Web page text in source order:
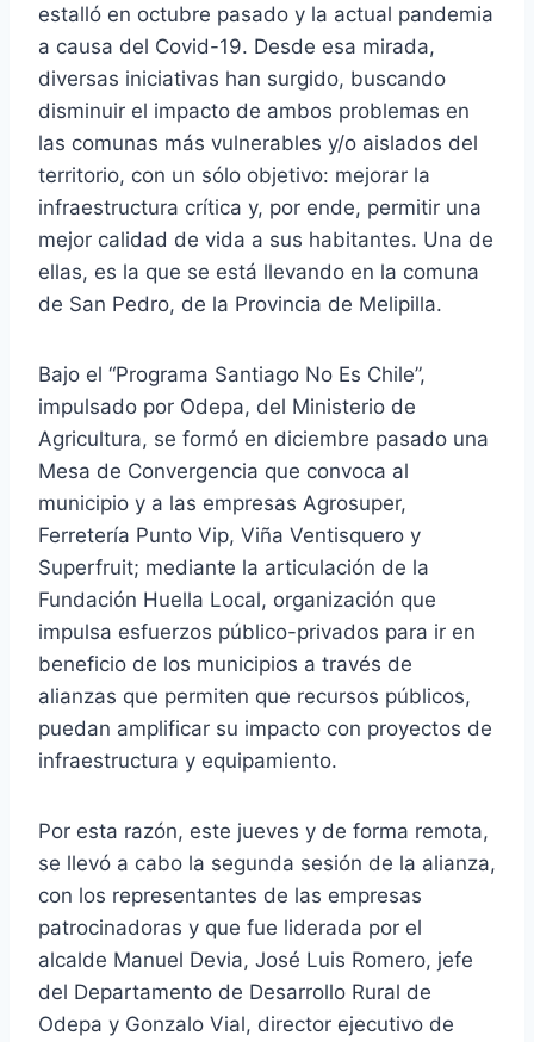
estalló en octubre pasado y la actual pandemia
a causa del Covid-19. Desde esa mirada,
diversas iniciativas han surgido, buscando
disminuir el impacto de ambos problemas en
las comunas más vulnerables y/o aislados del
territorio, con un sólo objetivo: mejorar la
infraestructura crítica y, por ende, permitir una
mejor calidad de vida a sus habitantes. Una de
ellas, es la que se está llevando en la comuna
de San Pedro, de la Provincia de Melipilla.
Bajo el “Programa Santiago No Es Chile”,
impulsado por Odepa, del Ministerio de
Agricultura, se formó en diciembre pasado una
Mesa de Convergencia que convoca al
municipio y a las empresas Agrosuper,
Ferretería Punto Vip, Viña Ventisquero y
Superfruit; mediante la articulación de la
Fundación Huella Local, organización que
impulsa esfuerzos público-privados para ir en
beneficio de los municipios a través de
alianzas que permiten que recursos públicos,
puedan amplificar su impacto con proyectos de
infraestructura y equipamiento.
Por esta razón, este jueves y de forma remota,
se llevó a cabo la segunda sesión de la alianza,
con los representantes de las empresas
patrocinadoras y que fue liderada por el
alcalde Manuel Devia, José Luis Romero, jefe
del Departamento de Desarrollo Rural de
Odepa y Gonzalo Vial, director ejecutivo de